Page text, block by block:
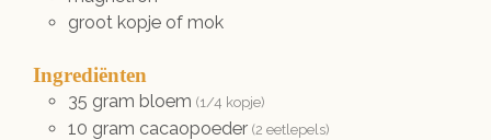
groot kopje of mok
Ingrediënten
35 gram bloem (1/4 kopje)
10 gram cacaopoeder (2 eetlepels)